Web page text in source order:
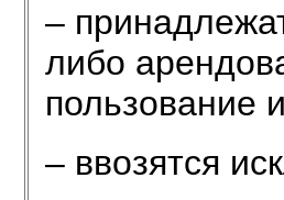
–
либо
пользование
– ввозятся